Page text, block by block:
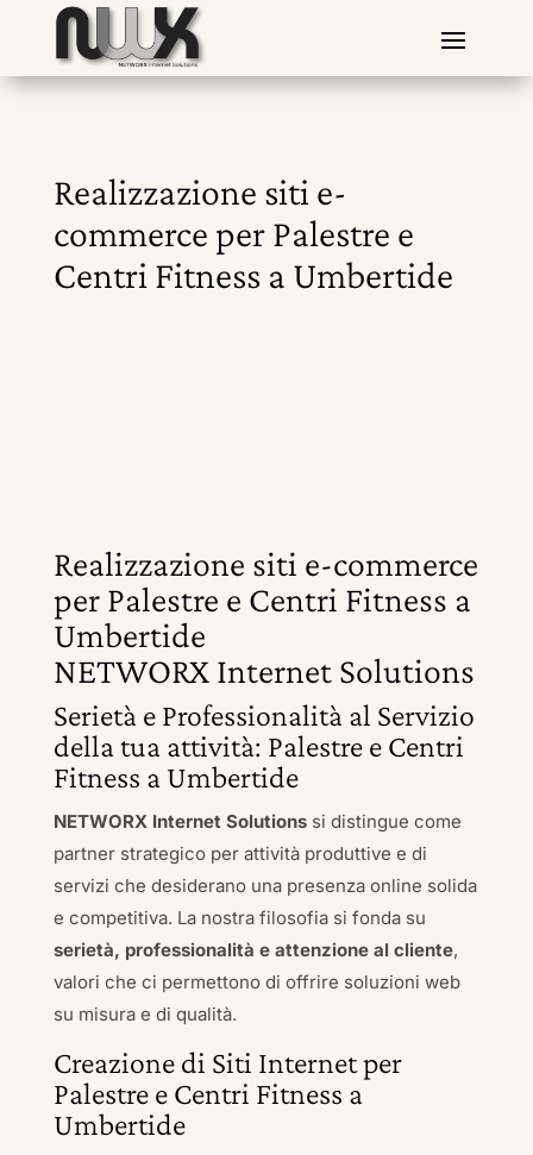
Realizzazione siti e-
commerce per Palestre e
Centri Fitness a Umbertide
Realizzazione siti e-commerce
per Palestre e Centri Fitness a
Umbertide
NETWORX Internet Solutions
Serietà e Professionalità al Servizio
della tua attività: Palestre e Centri
Fitness a Umbertide
NETWORX Internet Solutionssi distingue come
partner strategico per attività produttive e di
servizi che desiderano una presenza online solida
e competitiva. La nostra filosofia si fonda su
serietà, professionalità e attenzione al cliente,
valori che ci permettono di offrire soluzioni web
su misura e di qualità.
Creazione di Siti Internet per
Palestre e Centri Fitness a
Umbertide